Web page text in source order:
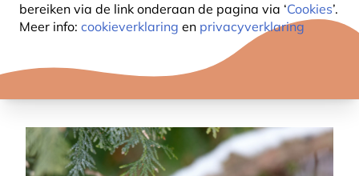
bereiken via de link onderaan de pagina via ‘Cookies’.
Meer info: cookieverklaring en privacyverklaring